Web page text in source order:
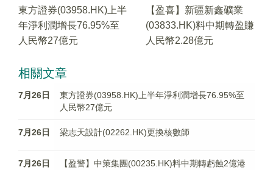
東方證券(03958.HK)上半
年淨利潤增長76.95%至
人民幣27億元
【盈喜】新疆新鑫礦業
(03833.HK)料中期轉盈賺
人民幣2.28億元
相關文章
7月26日
東方證券(03958.HK)上半年淨利潤增長76.95%至
人民幣27億元
7月26日 梁志天設計(02262.HK)更換核數師
7月26日
【盈警】中策集團(00235.HK)料中期轉虧蝕2億港